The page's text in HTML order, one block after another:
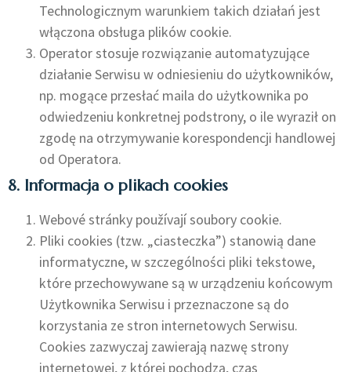
Technologicznym warunkiem takich działań jest
włączona obsługa plików cookie.
Operator stosuje rozwiązanie automatyzujące
działanie Serwisu w odniesieniu do użytkowników,
np. mogące przesłać maila do użytkownika po
odwiedzeniu konkretnej podstrony, o ile wyraził on
zgodę na otrzymywanie korespondencji handlowej
od Operatora.
8. Informacja o plikach cookies
Webové stránky používají soubory cookie.
Pliki cookies (tzw. „ciasteczka”) stanowią dane
informatyczne, w szczególności pliki tekstowe,
które przechowywane są w urządzeniu końcowym
Użytkownika Serwisu i przeznaczone są do
korzystania ze stron internetowych Serwisu.
Cookies zazwyczaj zawierają nazwę strony
internetowej, z której pochodzą, czas